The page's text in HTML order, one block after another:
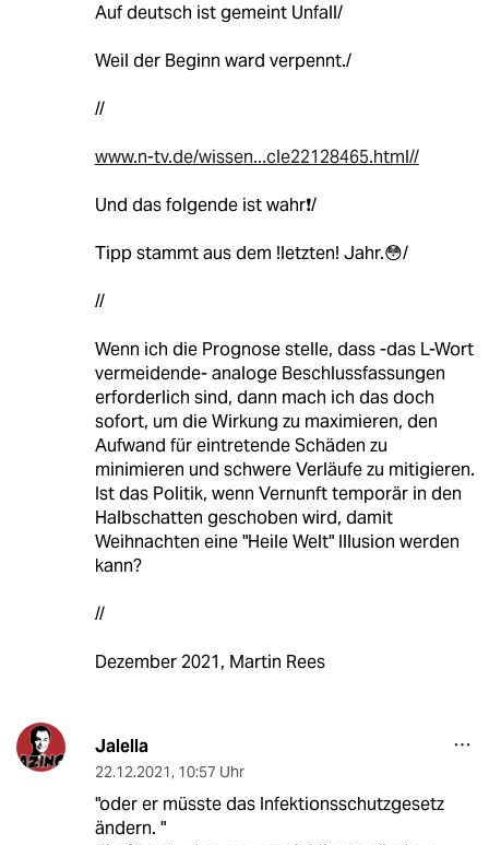
Auf deutsch ist gemeint Unfall/
Weil der Beginn ward verpennt./
//
www.n-tv.de/wissen...cle22128465.html//
Und das folgende ist wahr❗/
Tipp stammt aus dem !letzten! Jahr.😳/
//
Wenn ich die Prognose stelle, dass -das L-Wort
vermeidende- analoge Beschlussfassungen
erforderlich sind, dann mach ich das doch
sofort, um die Wirkung zu maximieren, den
Aufwand für eintretende Schäden zu
minimieren und schwere Verläufe zu mitigieren.
Ist das Politik, wenn Vernunft temporär in den
Halbschatten geschoben wird, damit
Weihnachten eine "Heile Welt" Illusion werden
kann?
//
Dezember 2021, Martin Rees
Jalella
22.12.2021, 10:57 Uhr
"oder er müsste das Infektionsschutzgesetz
ändern. "